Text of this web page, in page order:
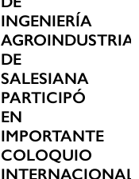
INGENIERÍA
DE
SALESIANA
PARTICIPÓ
EN
IMPORTANTE
COLOQUIO
INTERNACIONAL